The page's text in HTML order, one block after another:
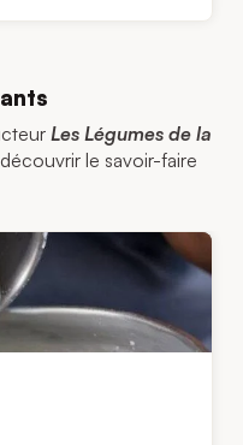
Les Légumes de la
le savoir-faire